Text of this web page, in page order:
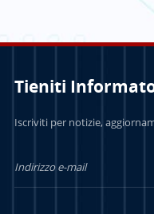
Tieniti
Iscriviti per notizie,